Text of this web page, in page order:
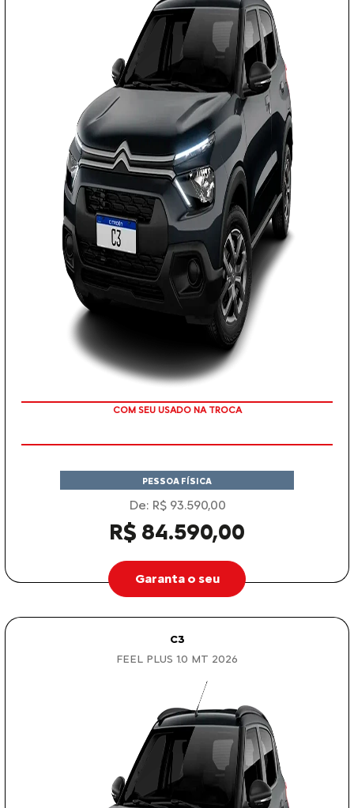
TAXA 0 %
PESSOA FÍSICA
De: R$ 93.590,00
R$ 84.590,00
Garanta o seu
C3
FEEL PLUS 1.0 MT 2026